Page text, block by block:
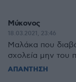
Μύκονος
18.03.2021, 23:46
Μαλάκα που
σχολεία μην του
ΑΠΑΝΤΗΣΗ